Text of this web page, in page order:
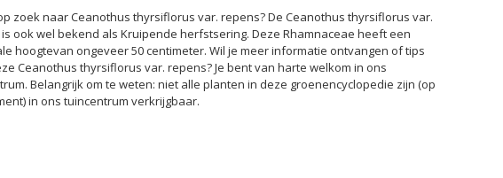
zoek naar Ceanothus thyrsiflorus var. repens? De Ceanothus thyrsiflorus var.
ook wel bekend als Kruipende herfstsering. Deze Rhamnaceae heeft een
hoogtevan ongeveer 50 centimeter. Wil je meer informatie ontvangen of tips
Ceanothus thyrsiflorus var. repens? Je bent van harte welkom in ons
Belangrijk om te weten: niet alle planten in deze groenencyclopedie zijn (op
in ons tuincentrum verkrijgbaar.